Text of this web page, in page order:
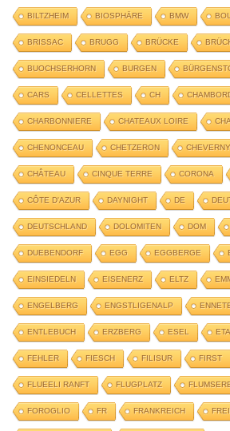
BILTZHEIM BIOSPHÄRE BMW
BRISSAC BRUGG BRÜCKE
BUOCHSERHORN BURGEN
CARS CELLETTES CH
CHARBONNIERE CHATEAUX LOIRE
CHENONCEAU CHETZERON CHEVERNY
CHÂTEAU CINQUE TERRE CORONA
CÔTE D'AZUR DAYNIGHT DE
DEUTSCHLAND DOLOMITEN DOM
DUEBENDORF EGG EGGBERGE
EINSIEDELN EISENERZ ELTZ
ENGELBERG ENGSTLIGENALP
ENTLEBUCH ERZBERG ESEL
FEHLER FIESCH FILISUR FIRST
FLUEELI RANFT FLUGPLATZ
FOROGLIO FR FRANKREICH